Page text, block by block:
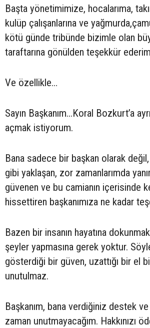
Başta yönetimimize, hocalarıma,
kulüp çalışanlarına ve
kötü günde tribünde bizimle olan
taraftarına gönülden teşekkür
Ve özellikle…
Sayın Başkanım...Koral Bozkurt’a
açmak istiyorum.
Bana sadece bir başkan olarak
gibi yaklaşan, zor zamanlarımda
güvenen ve bu camianın içerisinde
hissettiren başkanımıza ne kadar
Bazen bir insanın hayatına
şeyler yapmasına gerek yoktur.
gösterdiği bir güven, uzattığı bir el
unutulmaz.
Başkanım, bana verdiğiniz destek
zaman unutmayacağım. Hakkınızı